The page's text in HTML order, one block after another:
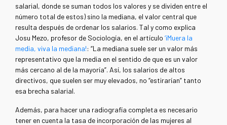
salarial, donde se suman todos los valores y se dividen entre el
número total de estos) sino la mediana, el valor central que
resulta después de ordenar los salarios. Tal y como explica
Josu Mezo, profesor de Sociología, en el artículo ‘¡Muera la
media, viva la mediana!: “La mediana suele ser un valor más
representativo que la media en el sentido de que es un valor
más cercano al de la mayoría”. Así, los salarios de altos
directivos, que suelen ser muy elevados, no “estirarían” tanto
esa brecha salarial.
Además, para hacer una radiografía completa es necesario
tener en cuenta la tasa de incorporación de las mujeres al